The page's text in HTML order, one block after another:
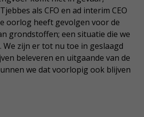
als CFO en ad interim CEO
oorlog heeft gevolgen voor de
grondstoffen; een situatie die we
zijn er tot nu toe in geslaagd
beleveren en uitgaande van de
we dat voorlopig ook blijven